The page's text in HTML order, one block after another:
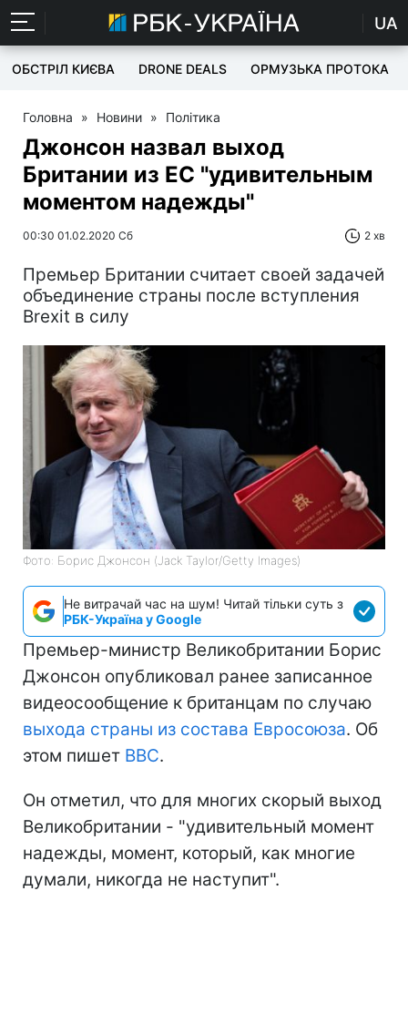
UA
ОБСТРІЛ КИЄВА DRONE DEALS ОРМУЗЬКА ПРОТОКА
Головна » Новини » Політика
Джонсон назвал выход
Британии из ЕС "удивительным
моментом надежды"
00:30 01.02.2020 Сб 2 хв
Премьер Британии считает своей задачей
объединение страны после вступления
Brexit в силу
Фото: Борис Джонсон (Jack Taylor/Getty Images)
Не витрачай час на шум! Читай тільки суть з
РБК-Україна у Google
Премьер-министр Великобритании Борис
Джонсон опубликовал ранее записанное
видеосообщение к британцам по случаю
выхода страны из состава Евросоюза. Об
этом пишет BBC.
Он отметил, что для многих скорый выход
Великобритании - "удивительный момент
надежды, момент, который, как многие
думали, никогда не наступит".